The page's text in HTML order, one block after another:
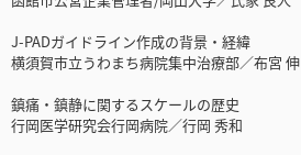
J-PADガイドライン作成の背景・経緯
横須賀市立うわまち病院集中治療部／布宮 伸
鎮痛・鎮静に関するスケールの歴史
行岡医学研究会行岡病院／行岡 秀和